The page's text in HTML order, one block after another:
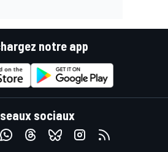
notre app
sociaux